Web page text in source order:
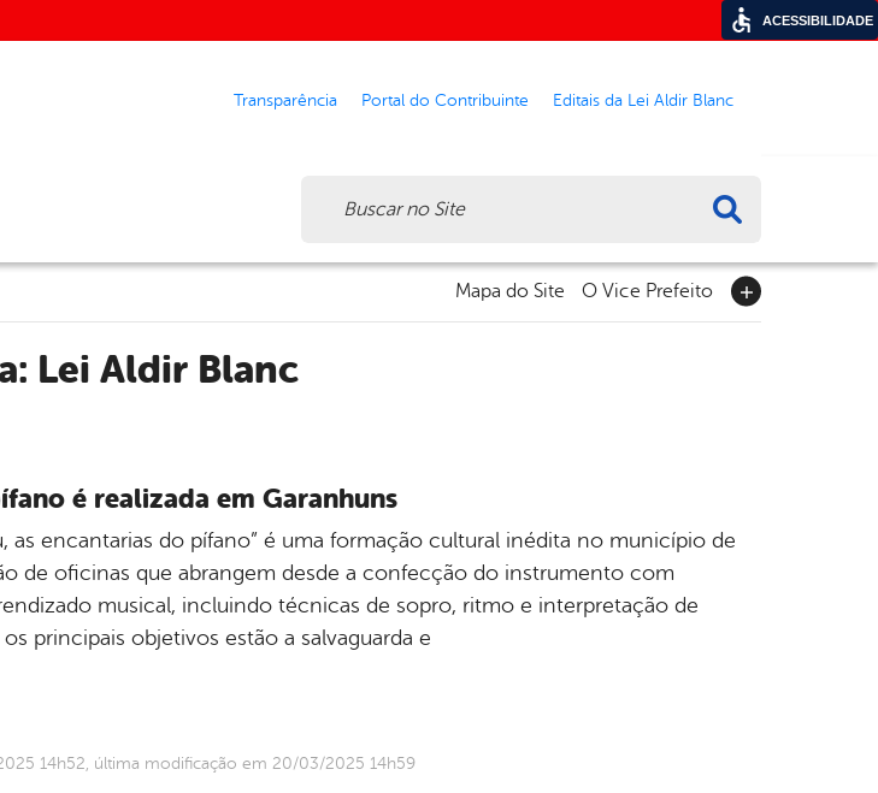
Transparência Portal do Contribuinte Editais da Lei Aldir Blanc
Mapa do Site O Vice Prefeito
Lei Aldir Blanc
é realizada em Garanhuns
as encantarias do pífano” é uma formação cultural inédita no município de
de oficinas que abrangem desde a confecção do instrumento com
musical, incluindo técnicas de sopro, ritmo e interpretação de
principais objetivos estão a salvaguarda e
14h52, última modificação em 20/03/2025 14h59
ACESSIBILIDADE